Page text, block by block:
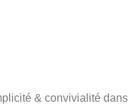
& convivialité dans